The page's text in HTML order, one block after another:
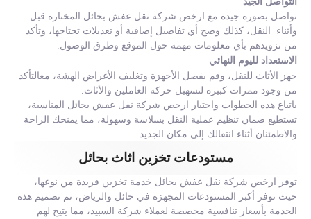
تواصل بصورة جيدة مع ارخص شركة نقل عفش بحائل المختارة قبل
وأثناء النقل، كذلك وضح أي تفاصيل إضافية أو تعديلات تحتاجها، وتأكد
من تزويدهم بأي معلومات مهمة حول الموقع وطرق الوصول.
الاستعداد لليوم النهائي
جهز الأثاث للنقل، وقم بفصل الأجهزة وتغليف الأغراض الهشة، معالتأكد
من وجود ممرات كبيرة لتسهيل حركة العاملين والأثاث.
باتباع هذه الخطوات واختيار ارخص شركة نقل عفش بحائل المناسبة،
تستطيع ضمان تنظيم عملية النقل بسلاسة وسهولة، مما يمنحك الراحة
والاطمئنان أثناء انتقالك إلى مكان الجديد.
مستودعات تخزين اثاث بحائل
توفر ارخص شركة نقل عفش بحائل خدمة تخزين فريدة من نوعها،
حيث توفر أكبر المستودعات المجهزة في حائل والرياض، تم تصميم هذه
الخدمة بأسعار تنافسية مخصصة لعملاء شركة السبيد، مما يتيح لهم